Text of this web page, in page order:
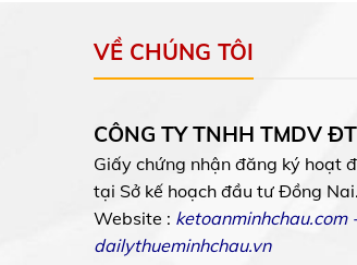
VỀ CHÚNG TÔI
CÔNG TY TNHH TMDV
Giấy chứng nhận đăng ký hoạt
tại Sở kế hoạch đầu tư Đồng Nai.
Website : ketoanminhchau.com
dailythueminhchau.vn